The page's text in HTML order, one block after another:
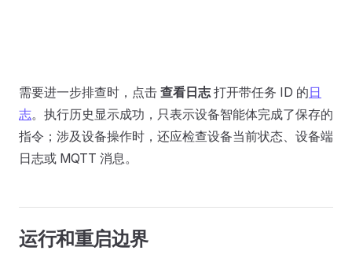
需要进一步排查时，点击 查看日志 打开带任务 ID 的日
志。执行历史显示成功，只表示设备智能体完成了保存的
指令；涉及设备操作时，还应检查设备当前状态、设备端
日志或 MQTT 消息。
运行和重启边界